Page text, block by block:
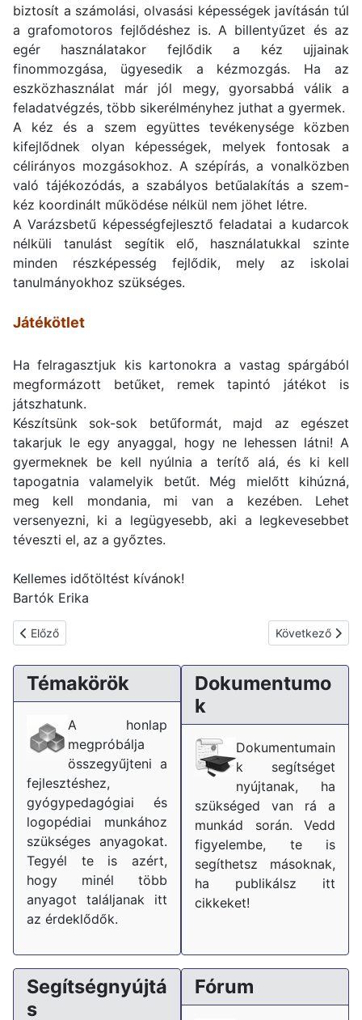
biztosít a számolási, olvasási képességek javításán túl
a grafomotoros fejlődéshez is. A billentyűzet és az
egér használatakor fejlődik a kéz ujjainak
finommozgása, ügyesedik a kézmozgás. Ha az
eszközhasználat már jól megy, gyorsabbá válik a
feladatvégzés, több sikerélményhez juthat a gyermek.
A kéz és a szem együttes tevékenysége közben
kifejlődnek olyan képességek, melyek fontosak a
célirányos mozgásokhoz. A szépírás, a vonalközben
való tájékozódás, a szabályos betűalakítás a szem-
kéz koordinált működése nélkül nem jöhet létre.
A Varázsbetű képességfejlesztő feladatai a kudarcok
nélküli tanulást segítik elő, használatukkal szinte
minden részképesség fejlődik, mely az iskolai
tanulmányokhoz szükséges.
Játékötlet
Ha felragasztjuk kis kartonokra a vastag spárgából
megformázott betűket, remek tapintó játékot is
játszhatunk.
Készítsünk sok-sok betűformát, majd az egészet
takarjuk le egy anyaggal, hogy ne lehessen látni! A
gyermeknek be kell nyúlnia a terítő alá, és ki kell
tapogatnia valamelyik betűt. Még mielőtt kihúzná,
meg kell mondania, mi van a kezében. Lehet
versenyezni, ki a legügyesebb, aki a legkevesebbet
téveszti el, az a győztes.
Kellemes időtöltést kívánok!
Bartók Erika
Előző cikk: Az elhúzódó vagy kezeletlen pöszeség
Előző Következő
Következő
Témakörök
A honlap
megpróbálja
összegyűjteni a
fejlesztéshez,
gyógypedagógiai és
logopédiai munkához
szükséges anyagokat.
Tegyél te is azért,
hogy minél több
anyagot találjanak itt
az érdeklődők.
Dokumentumo
k
Dokumentumain
k segítséget
nyújtanak, ha
szükséged van rá a
munkád során. Vedd
figyelembe, te is
segíthetsz másoknak,
ha publikálsz itt
cikkeket!
Segítségnyújtá
s
Fórum